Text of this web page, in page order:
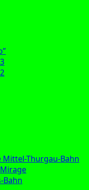
Thurgau-Bahn
Bahn